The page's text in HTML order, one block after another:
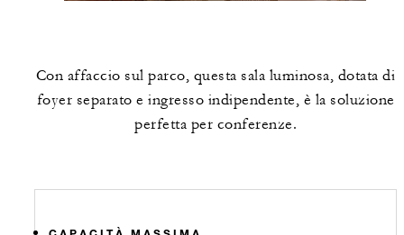
Con affaccio sul parco, questa sala luminosa, dotata di
foyer separato e ingresso indipendente, è la soluzione
perfetta per conferenze.